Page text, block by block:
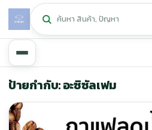
หน้าหลัก
ศูนย์กิฟฟารีน
ป้ายกำกับ: อะซิซัลเฟม